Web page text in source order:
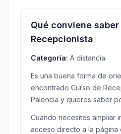
Qué conviene
Recepcionista
Categoría: A distancia.
Es una buena forma de
encontrado Curso de
Palencia y quieres saber
Cuando necesites ampliar
acceso directo a la página